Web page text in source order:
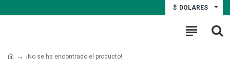
$ DOLARES
¡No se ha encontrado el producto!